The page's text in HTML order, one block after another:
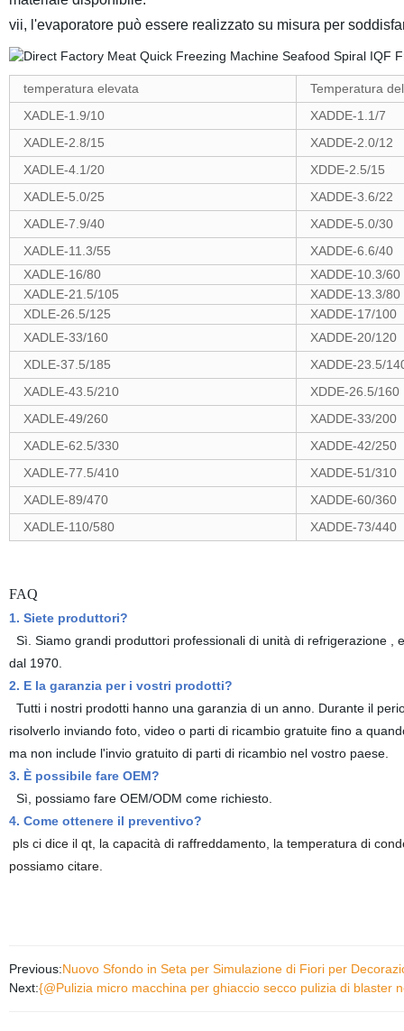
vii, l'evaporatore può essere realizzato su misura per
temperatura elevata
Temperatura
XADLE-1.9/10
XADDE-1.1/7
XADLE-2.8/15
XADDE-2.0/12
XADLE-4.1/20
XDDE-2.5/15
XADLE-5.0/25
XADDE-3.6/22
XADLE-7.9/40
XADDE-5.0/30
XADLE-11.3/55
XADDE-6.6/40
XADLE-16/80
XADDE-10.3/60
XADLE-21.5/105
XADDE-13.3/80
XDLE-26.5/125
XADDE-17/100
XADLE-33/160
XADDE-20/120
XDLE-37.5/185
XADDE-23.5/
XADLE-43.5/210
XDDE-26.5/160
XADLE-49/260
XADDE-33/200
XADLE-62.5/330
XADDE-42/250
XADLE-77.5/410
XADDE-51/310
XADLE-89/470
XADDE-60/360
XADLE-110/580
XADDE-73/440
FAQ
1. Siete produttori?
Sì. Siamo grandi produttori professionali di unità di refrigerazione
dal 1970.
2. E la garanzia per i vostri prodotti?
Tutti i nostri prodotti hanno una garanzia di un anno. Durante il
risolverlo inviando foto, video o parti di ricambio gratuite fino a
ma non include l'invio gratuito di parti di ricambio nel vostro paese.
3. È possibile fare OEM?
Sì, possiamo fare OEM/ODM come richiesto.
4. Come ottenere il preventivo?
pls ci dice il qt, la capacità di raffreddamento, la temperatura di
possiamo citare.
Previous:Nuovo Sfondo in Seta per Simulazione di Fiori per
Next:{@Pulizia micro macchina per ghiaccio secco pulizia di blaster